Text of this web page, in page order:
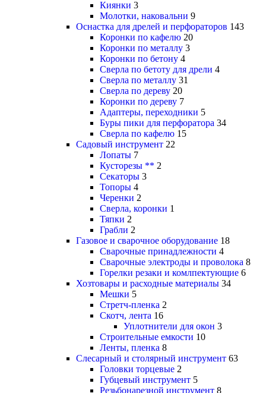
Киянки 3
Молотки, наковальни 9
Оснастка для дрелей и перфораторов 143
Коронки по кафелю 20
Коронки по металлу 3
Коронки по бетону 4
Сверла по бетоту для дрели 4
Сверла по металлу 31
Сверла по дереву 20
Коронки по дереву 7
Адаптеры, переходники 5
Буры пики для перфоратора 34
Сверла по кафелю 15
Садовый инструмент 22
Лопаты 7
Кусторезы ** 2
Секаторы 3
Топоры 4
Черенки 2
Сверла, коронки 1
Тяпки 2
Грабли 2
Газовое и сварочное оборудование 18
Сварочные принадлежности 4
Сварочные электроды и проволока 8
Горелки резаки и комлпектующие 6
Хозтовары и расходные материалы 34
Мешки 5
Стретч-пленка 2
Скотч, лента 16
Уплотнители для окон 3
Строительные емкости 10
Ленты, пленка 8
Слесарный и столярный инструмент 63
Головки торцевые 2
Губцевый инструмент 5
Резьбонарезной инструмент 8